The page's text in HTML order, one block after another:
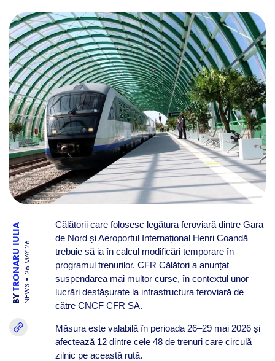
SUSPENDĂRI TEMPORARE
BY
TRONARU IULIA
NEWS
26 MAY 26
Călătorii care folosesc legătura feroviară dintre Gara
de Nord și Aeroportul Internațional Henri Coandă
trebuie să ia în calcul modificări temporare în
programul trenurilor. CFR Călători a anunțat
suspendarea mai multor curse, în contextul unor
lucrări desfășurate la infrastructura feroviară de
către CNCF CFR SA.
Măsura este valabilă în perioada 26–29 mai 2026 și
afectează 12 dintre cele 48 de trenuri care circulă
zilnic pe această rută.